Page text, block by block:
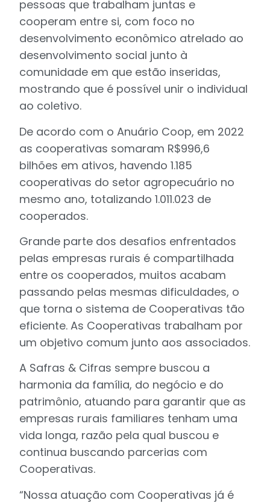
pessoas que trabalham juntas e
cooperam entre si, com foco no
desenvolvimento econômico atrelado ao
desenvolvimento social junto à
comunidade em que estão inseridas,
mostrando que é possível unir o individual
ao coletivo.
De acordo com o Anuário Coop, em 2022
as cooperativas somaram R$996,6
bilhões em ativos, havendo 1.185
cooperativas do setor agropecuário no
mesmo ano, totalizando 1.011.023 de
cooperados.
Grande parte dos desafios enfrentados
pelas empresas rurais é compartilhada
entre os cooperados, muitos acabam
passando pelas mesmas dificuldades, o
que torna o sistema de Cooperativas tão
eficiente. As Cooperativas trabalham por
um objetivo comum junto aos associados.
A Safras & Cifras sempre buscou a
harmonia da família, do negócio e do
patrimônio, atuando para garantir que as
empresas rurais familiares tenham uma
vida longa, razão pela qual buscou e
continua buscando parcerias com
Cooperativas.
“Nossa atuação com Cooperativas já é